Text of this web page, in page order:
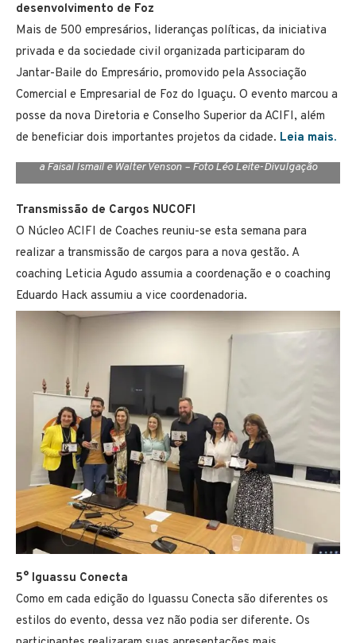
desenvolvimento de Foz
Mais de 500 empresários, lideranças políticas, da iniciativa
privada e da sociedade civil organizada participaram do
Jantar-Baile do Empresário, promovido pela Associação
Comercial e Empresarial de Foz do Iguaçu. O evento marcou a
posse da nova Diretoria e Conselho Superior da ACIFI, além
de beneficiar dois importantes projetos da cidade. Leia mais.
a Faisal Ismail e Walter Venson – Foto Léo Leite-Divulgação
Transmissão de Cargos NUCOFI
O Núcleo ACIFI de Coaches reuniu-se esta semana para
realizar a transmissão de cargos para a nova gestão. A
coaching Leticia Agudo assumia a coordenação e o coaching
Eduardo Hack assumiu a vice coordenadoria.
5° Iguassu Conecta
Como em cada edição do Iguassu Conecta são diferentes os
estilos do evento, dessa vez não podia ser diferente. Os